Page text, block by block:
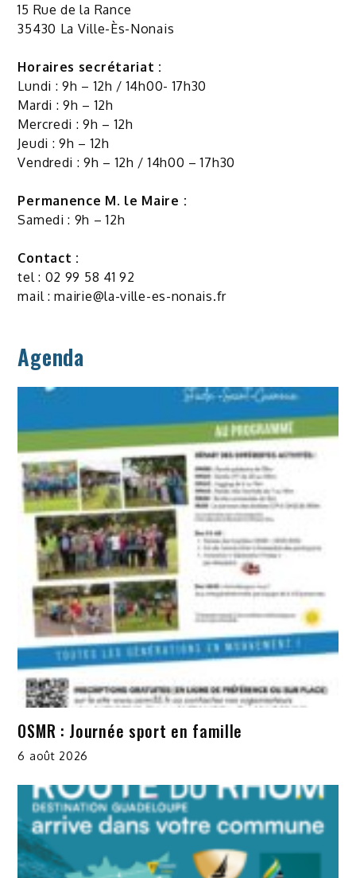
15 Rue de la Rance
35430 La Ville-Ès-Nonais
Horaires secrétariat :
Lundi : 9h – 12h / 14h00- 17h30
Mardi : 9h – 12h
Mercredi : 9h – 12h
Jeudi : 9h – 12h
Vendredi : 9h – 12h / 14h00 – 17h30
Permanence M. le Maire :
Samedi : 9h – 12h
Contact :
tel : 02 99 58 41 92
mail :mairie@la-ville-es-nonais.fr
Agenda
OSMR : Journée sport en famille
6 août 2026